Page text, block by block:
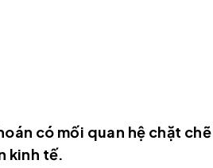
có mối quan hệ chặt chẽ
kinh tế.